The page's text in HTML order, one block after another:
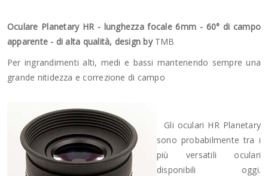
Oculare Planetary HR - lunghezza focale 6mm - 60° di campo
apparente - di alta qualità, design byTMB
Per ingrandimenti alti, medi e bassi mantenendo sempre una
grande nitidezza e correzione di campo
Gli oculari HR Planetary
sono probabilmente tra i
più versatili oculari
disponibili oggi.